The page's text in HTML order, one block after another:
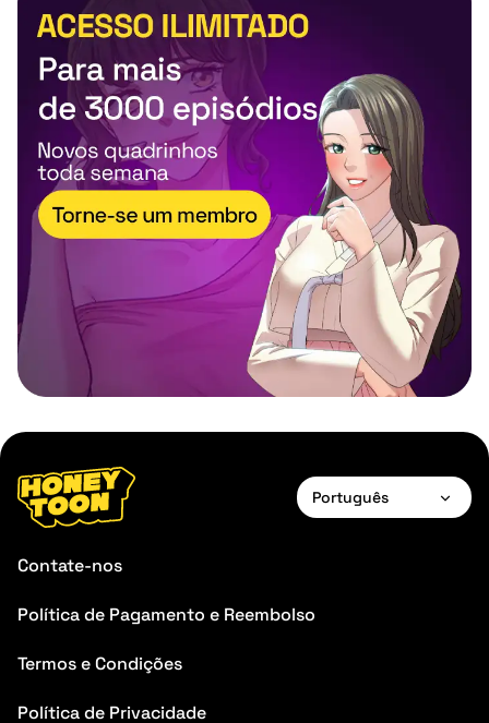
Português
Deutsch
Contate-nos
Política de Pagamento e Reembolso
Termos e Condições
Política de Privacidade